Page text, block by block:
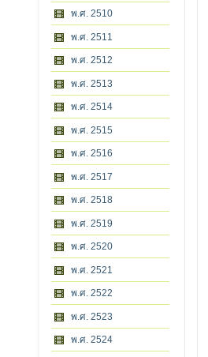
พ.ศ. 2510
พ.ศ. 2511
พ.ศ. 2512
พ.ศ. 2513
พ.ศ. 2514
พ.ศ. 2515
พ.ศ. 2516
พ.ศ. 2517
พ.ศ. 2518
พ.ศ. 2519
พ.ศ. 2520
พ.ศ. 2521
พ.ศ. 2522
พ.ศ. 2523
พ.ศ. 2524